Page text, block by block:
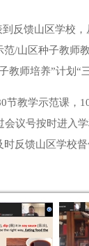
反馈山区学校
范/山区种子教师
师培养”计划“
节教学示范课，
议号按时进入
反馈山区学校